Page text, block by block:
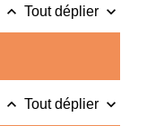
keyboard_arrow_up Tout déplier keyboard_arrow_down
keyboard_arrow_up Tout déplier keyboard_arrow_down